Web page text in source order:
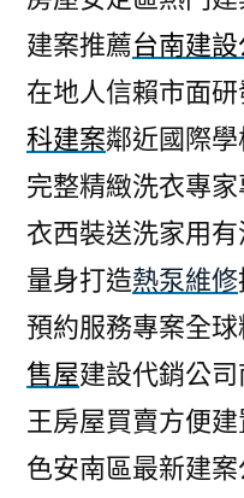
建案推薦台南建設
在地人信賴市面
科建案鄰近國際
完整精緻洗衣專
衣西裝送洗家用
量身打造熱泵維修
預約服務專案全
售屋建設代銷公
王房屋買賣方便建
色安南區最新建